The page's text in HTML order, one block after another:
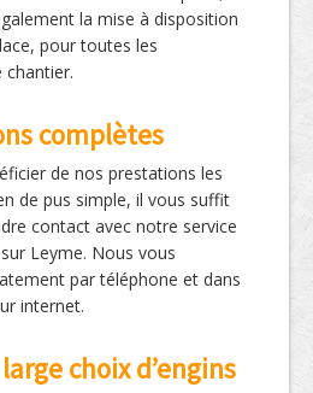
la mise à disposition
pour toutes les
chantier.
complètes
de nos prestations les
de pus simple, il vous suffit
contact avec notre service
Leyme. Nous vous
par téléphone et dans
internet.
choix d’engins